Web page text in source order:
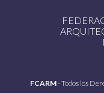
FCARM- Todos los